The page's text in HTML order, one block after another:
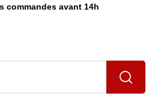
commandes avant 14h